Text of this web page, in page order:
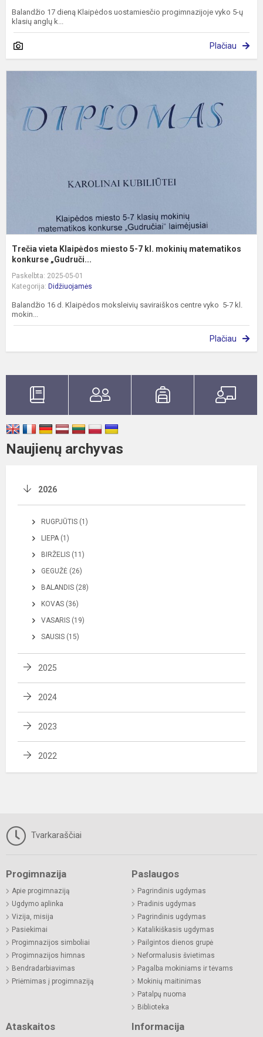
Balandžio 17 dieną Klaipėdos uostamiesčio progimnazijoje vyko 5-ų
klasių anglų k...
Plačiau
Trečia vieta Klaipėdos miesto 5-7 kl. mokinių matematikos
konkurse „Gudruči...
Paskelbta: 2025-05-01
Kategorija: Didžiuojamės
Balandžio 16 d. Klaipėdos moksleivių saviraiškos centre vyko 5-7 kl.
mokin...
Plačiau
Naujienų archyvas
2026
RUGPJŪTIS (1)
LIEPA (1)
BIRŽELIS (11)
GEGUŽĖ (26)
BALANDIS (28)
KOVAS (36)
VASARIS (19)
SAUSIS (15)
2025
2024
2023
2022
Tvarkaraščiai
Progimnazija
Apie progimnaziją
Ugdymo aplinka
Vizija, misija
Pasiekimai
Progimnazijos simboliai
Progimnazijos himnas
Bendradarbiavimas
Priėmimas į progimnaziją
Paslaugos
Pagrindinis ugdymas
Pradinis ugdymas
Pagrindinis ugdymas
Katalikiškasis ugdymas
Pailgintos dienos grupė
Neformalusis švietimas
Pagalba mokiniams ir tėvams
Mokinių maitinimas
Patalpų nuoma
Biblioteka
Ataskaitos Informacija